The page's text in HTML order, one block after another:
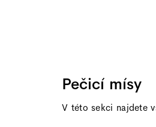
Pečicí mísy
V této sekci najdete